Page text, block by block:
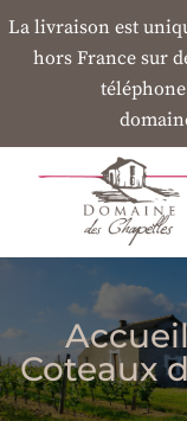
La livraison est
hors France sur
téléphone
Coteaux